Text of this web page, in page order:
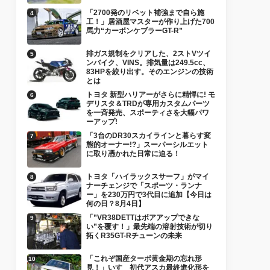
「2700発のリベット補強まで自ら施
工！」居酒屋マスターが作り上げた700
馬力“カーボンケブラーGT-R”
排ガス規制をクリアした、2ストVツイ
ンバイク、VINS。排気量は249.5cc、
83HPを絞り出す。そのエンジンの技術
とは
トヨタ 新型ハリアーがさらに精悍に! モ
デリスタ＆TRDが専用カスタムパーツ
を一斉発売、スポーティさを大幅パワ
ーアップ!
「3台のDR30スカイラインと暮らす変
態的オーナー!?」スーパーシルエット
に取り憑かれた日常に迫る！
トヨタ「ハイラックスサーフ」がマイ
ナーチェンジで「スポーツ・ランナ
ー」を230万円で3代目に追加【今日は
何の日？8月4日】
「”VR38DETTはボアアップできな
い”を覆す！」最先端の溶射技術が切り
拓くR35GT-Rチューンの未来
「これぞ国産ターボ黄金期の忘れ形
見！」いすゞ初代アスカ最終進化形を